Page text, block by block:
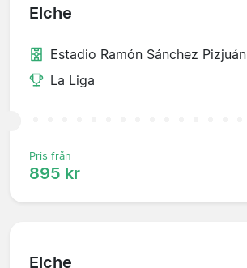
Elche
Estadio Ramón Sánchez Pizjuán
La Liga
Pris från
895 kr
Elche